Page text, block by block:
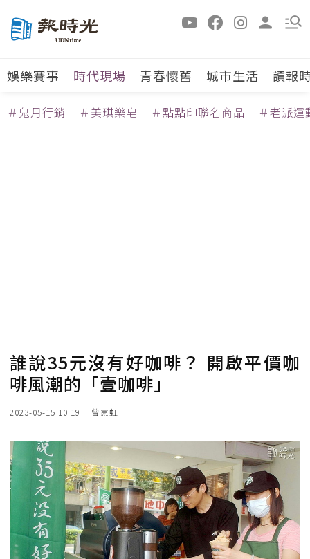
娛樂賽事 時代現場 青春懷舊 城市生活 讀報
＃鬼月行銷 ＃美琪樂皂 ＃點點印聯名商品 ＃老派運
誰說35元沒有好咖啡？ 開啟平價咖
啡風潮的「壹咖啡」
2023-05-15 10:19 曾憲虹